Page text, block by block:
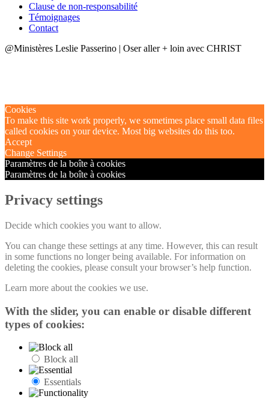
Clause de non-responsabilité
Témoignages
Contact
@Ministères Leslie Passerino | Oser aller + loin avec CHRIST
Cookies
To make this site work properly, we sometimes place small data files
called cookies on your device. Most big websites do this too.
Accept
Change Settings
Paramètres de la boîte à cookies
Paramètres de la boîte à cookies
Privacy settings
Decide which cookies you want to allow.
You can change these settings at any time. However, this can result
in some functions no longer being available. For information on
deleting the cookies, please consult your browser’s help function.
Learn more about the cookies we use.
With the slider, you can enable or disable different
types of cookies:
Block all
Essentials